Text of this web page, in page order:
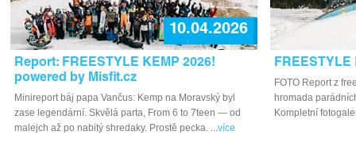
10.04.2026
Report: FREESTYLE KEMP 2026!
powered by Misfit.cz
Minireport báj papa Vančus: Kemp na Moravský byl
zase legendární. Skvělá parta, From 6 to 7teen — od
malejch až po nabitý shredaky. Prostě pecka. ...více
FREESTYLE
FOTO Report z
hromada
Kompletní